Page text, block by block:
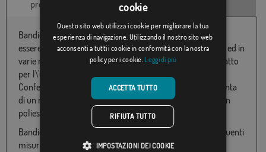
prodotto tecniche
Bandiera personalizzata con il messaggio che andremo a
essere genitori! sfondo blu. Disponibile in poliestere 100% ed in
varie misure da 060x100 a 150/300. Particolarmente adatto
per l\'uso in ambiente esterno e fabbricata in Europa.
Confezionate con due anelli sul lato sinistro e con l\'aggiunta
di un rinforzo, orlo con doppio punto annodato. Tessuto in
poliestere 115g/m2 (semilucido) speciale per esterni.
Bandiera di Vamos a ser padres (blu) disponibile nelle seguenti
misure e prezzi:
cookie
Questo sito web utilizza i cookie per migliorare la tua
esperienza di navigazione. Utilizzando il nostro sito web
acconsenti a tutti i cookie in conformità con la nostra
policy per i cookie. Leggi di più
ACCETTA TUTTO
RIFIUTA TUTTO
IMPOSTAZIONI DEI COOKIE